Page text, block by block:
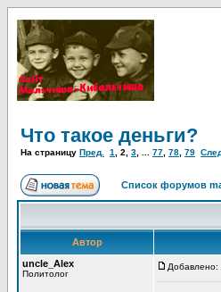
Что такое деньги?
На страницу Пред. 1 2 3 77 78 79
Список форумов
Автор
uncle_Alex
Политолог
Добавлено: